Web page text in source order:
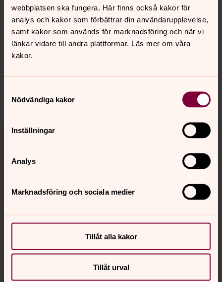
webbplatsen ska fungera. Här finns också kakor för
analys och kakor som förbättrar din användarupplevelse,
samt kakor som används för marknadsföring och när vi
länkar vidare till andra plattformar. Läs mer om våra
kakor.
Nödvändiga kakor
Inställningar
Analys
Marknadsföring och sociala medier
Tillåt alla kakor
Tillåt urval
Senast ändrad 23 december 2025
Synpunkter eller frågor på sidans
Lund.Nobbelov.forsamling@svenskakyrkan.se
Dela
Tillbaka till toppen
Tillbaka till innehållet
Kalender
Hitta snabbt